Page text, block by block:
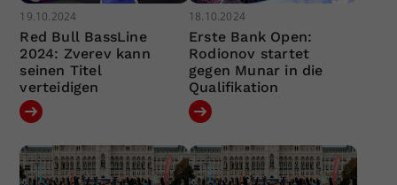
19.10.2024
Red Bull BassLine
2024: Zverev kann
seinen Titel
verteidigen
18.10.2024
Erste Bank Open:
Rodionov startet
gegen Munar in die
Qualifikation